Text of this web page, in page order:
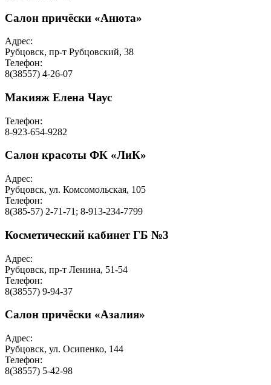
Салон причёски «Анюта»
Адрес:
Рубцовск, пр-т Рубцовский, 38
Телефон:
8(38557) 4-26-07
Макияж Елена Чаус
Телефон:
8-923-654-9282
Салон красоты ФК «ЛиК»
Адрес:
Рубцовск, ул. Комсомольская, 105
Телефон:
8(385-57) 2-71-71; 8-913-234-7799
Косметический кабинет ГБ №3
Адрес:
Рубцовск, пр-т Ленина, 51-54
Телефон:
8(38557) 9-94-37
Салон причёски «Азалия»
Адрес:
Рубцовск, ул. Осипенко, 144
Телефон:
8(38557) 5-42-98